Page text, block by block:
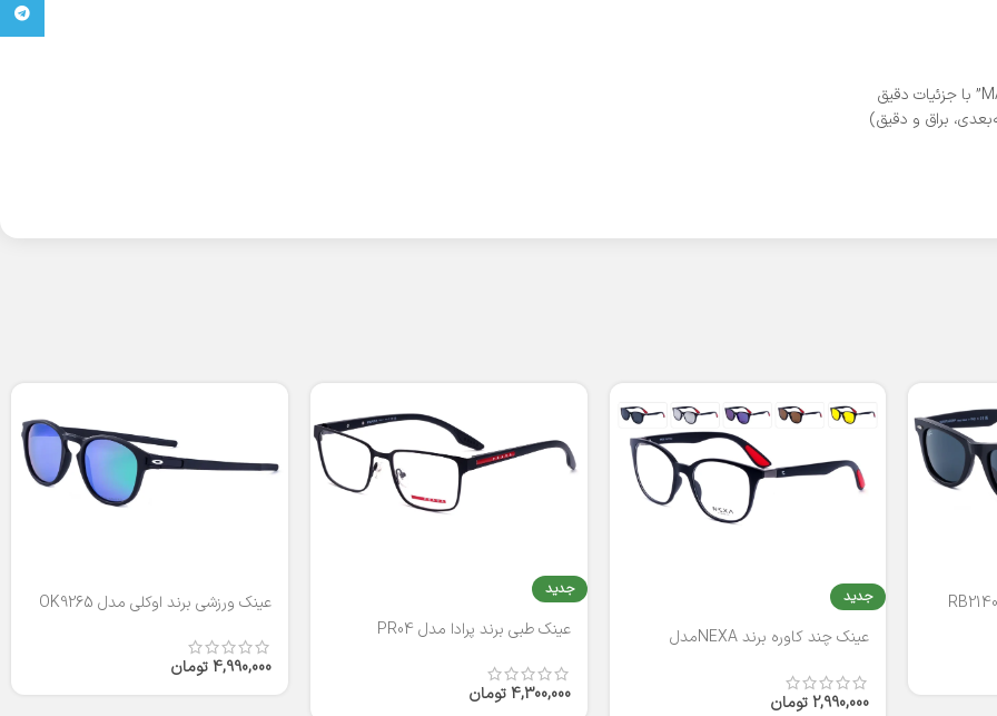
جدید
عینک چند کاوره برند NEXAمدل
2,990,000 تومان
جدید
عینک طبی برند پرادا مدل PR04
4,300,000 تومان
عینک ورزشی برند اوکلی مدل OK9265
4,990,000 تومان
تلگرام